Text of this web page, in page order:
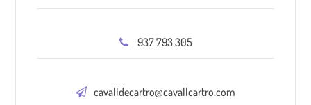
937 793 305
cavalldecartro@cavallcartro.com